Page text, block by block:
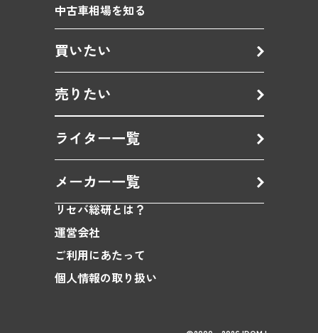
中古車相場を知る
買いたい
売りたい
ライター一覧
メーカー一覧
リセバ総研とは？
運営会社
ご利用にあたって
個人情報の取り扱い